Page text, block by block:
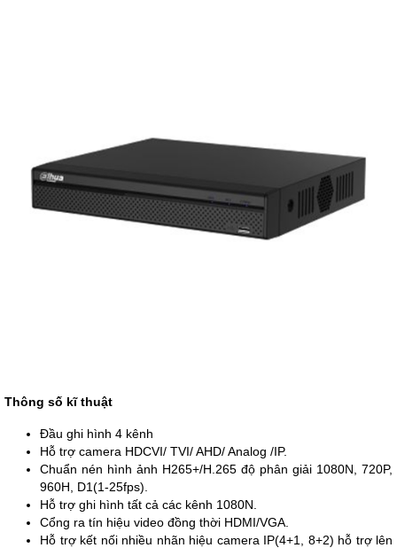
Thông số kĩ thuật
Đầu ghi hình 4 kênh
Hỗ trợ camera HDCVI/ TVI/ AHD/ Analog /IP.
Chuẩn nén hình ảnh H265+/H.265 độ phân giải 1080N, 720P,
960H, D1(1-25fps).
Hỗ trợ ghi hình tất cả các kênh 1080N.
Cổng ra tín hiệu video đồng thời HDMI/VGA.
Hỗ trợ kết nối nhiều nhãn hiệu camera IP(4+1, 8+2) hỗ trợ lên